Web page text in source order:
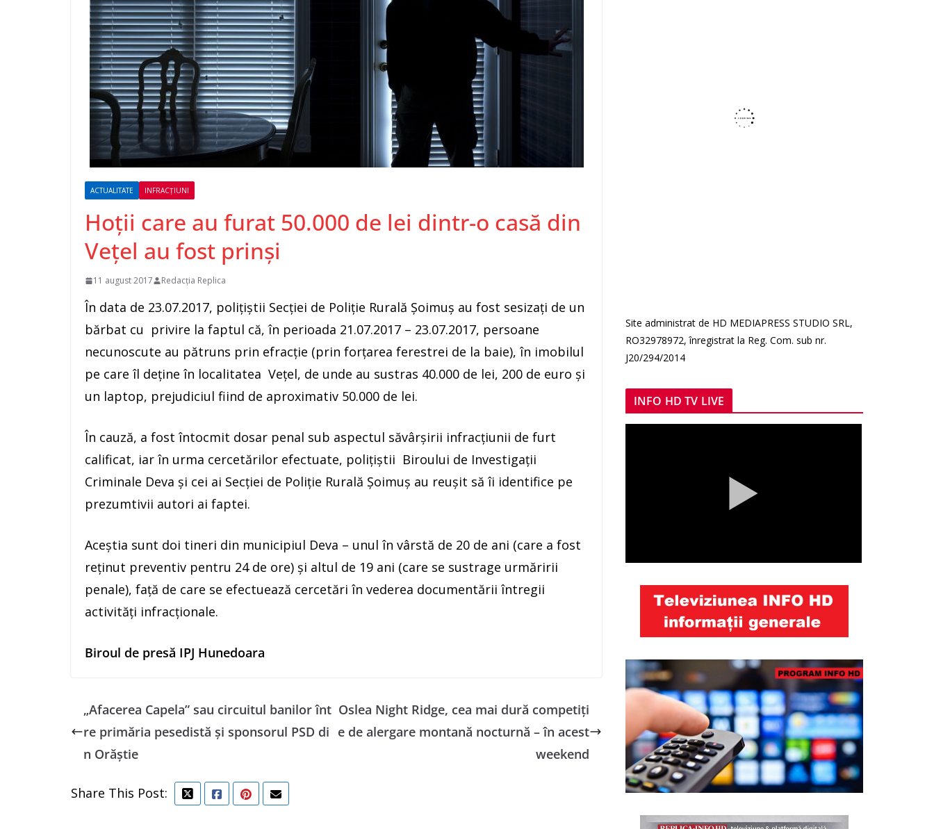
ACTUALITATE INFRACȚIUNI
Hoții care au furat 50.000 de lei dintr-o casă din
Vețel au fost prinși
11 august 2017 Redacția Replica
În data de 23.07.2017, polițiștii Secției de Poliție Rurală Șoimuș au fost sesizați de un
bărbat cu privire la faptul că, în perioada 21.07.2017 – 23.07.2017, persoane
necunoscute au pătruns prin efracție (prin forțarea ferestrei de la baie), în imobilul
pe care îl deţine în localitatea Vețel, de unde au sustras 40.000 de lei, 200 de euro și
un laptop, prejudiciul fiind de aproximativ 50.000 de lei.
În cauză, a fost întocmit dosar penal sub aspectul săvârșirii infracțiunii de furt
calificat, iar în urma cercetărilor efectuate, poliţiştii Biroului de Investigaţii
Criminale Deva şi cei ai Secției de Poliție Rurală Șoimuș au reuşit să îi identifice pe
prezumtivii autori ai faptei.
Aceştia sunt doi tineri din municipiul Deva – unul în vârstă de 20 de ani (care a fost
reţinut preventiv pentru 24 de ore) şi altul de 19 ani (care se sustrage urmăririi
penale), faţă de care se efectuează cercetări în vederea documentării întregii
activităţi infracţionale.
Biroul de presă IPJ Hunedoara
„Afacerea Capela” sau circuitul banilor înt
re primăria pesedistă şi sponsorul PSD di
n Orăştie
Oslea Night Ridge, cea mai dură competiți
e de alergare montană nocturnă – în acest
weekend
Share This Post:
Site administrat de HD MEDIAPRESS STUDIO SRL,
RO32978972, înregistrat la Reg. Com. sub nr.
J20/294/2014
INFO HD TV LIVE